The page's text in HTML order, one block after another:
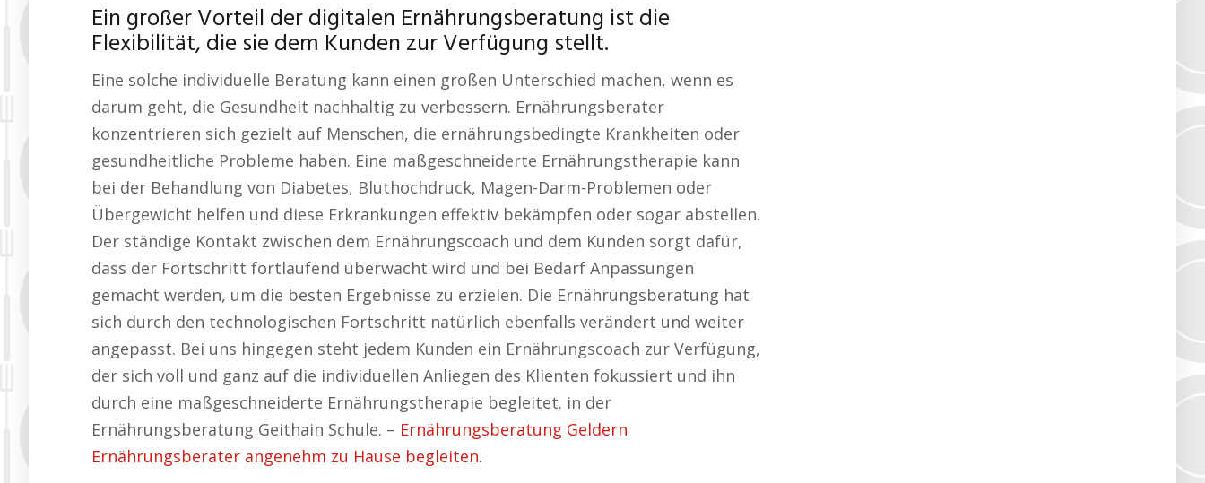
Ein großer Vorteil der digitalen Ernährungsberatung ist die
Flexibilität, die sie dem Kunden zur Verfügung stellt.
Eine solche individuelle Beratung kann einen großen Unterschied machen, wenn es
darum geht, die Gesundheit nachhaltig zu verbessern. Ernährungsberater
konzentrieren sich gezielt auf Menschen, die ernährungsbedingte Krankheiten oder
gesundheitliche Probleme haben. Eine maßgeschneiderte Ernährungstherapie kann
bei der Behandlung von Diabetes, Bluthochdruck, Magen-Darm-Problemen oder
Übergewicht helfen und diese Erkrankungen effektiv bekämpfen oder sogar abstellen.
Der ständige Kontakt zwischen dem Ernährungscoach und dem Kunden sorgt dafür,
dass der Fortschritt fortlaufend überwacht wird und bei Bedarf Anpassungen
gemacht werden, um die besten Ergebnisse zu erzielen. Die Ernährungsberatung hat
sich durch den technologischen Fortschritt natürlich ebenfalls verändert und weiter
angepasst. Bei uns hingegen steht jedem Kunden ein Ernährungscoach zur Verfügung,
der sich voll und ganz auf die individuellen Anliegen des Klienten fokussiert und ihn
durch eine maßgeschneiderte Ernährungstherapie begleitet. in der
Ernährungsberatung Geithain Schule. – Ernährungsberatung Geldern
Ernährungsberater angenehm zu Hause begleiten.